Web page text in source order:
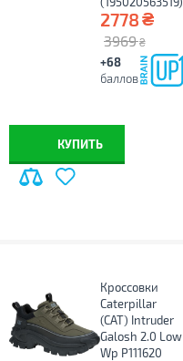
2778₴
3969 ₴
+68
баллов
КУПИТЬ
Кроссовки
Caterpillar
(CAT) Intruder
Galosh 2.0 Low
Wp P111620